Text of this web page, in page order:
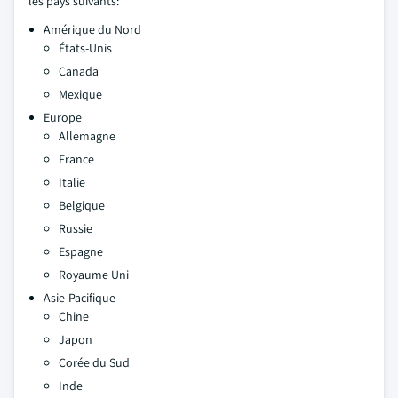
Amérique du Nord
États-Unis
Canada
Mexique
Europe
Allemagne
France
Italie
Belgique
Russie
Espagne
Royaume Uni
Asie-Pacifique
Chine
Japon
Corée du Sud
Inde